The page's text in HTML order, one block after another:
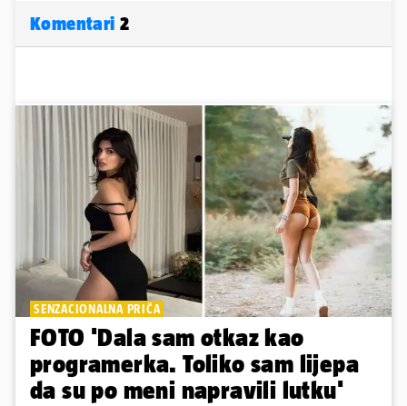
Komentari 2
SENZACIONALNA PRIČA
FOTO 'Dala sam otkaz kao
programerka. Toliko sam lijepa
da su po meni napravili lutku'